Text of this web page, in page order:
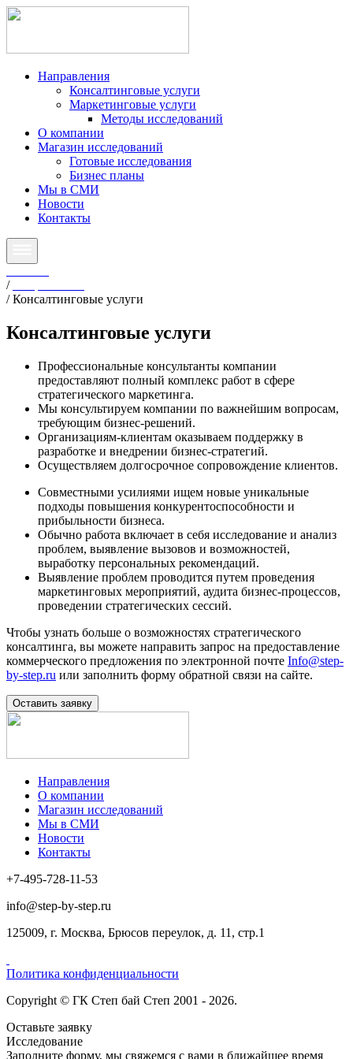
Направления
Консалтинговые услуги
Маркетинговые услуги
Методы исследований
О компании
Магазин исследований
Готовые исследования
Бизнес планы
Мы в СМИ
Новости
Контакты
/
/Консалтинговые услуги
Консалтинговые услуги
Профессиональные консультанты компании
предоставляют полный комплекс работ в сфере
стратегического маркетинга.
Мы консультируем компании по важнейшим вопросам,
требующим бизнес-решений.
Организациям-клиентам оказываем поддержку в
разработке и внедрении бизнес-стратегий.
Осуществляем долгосрочное сопровождение клиентов.
Совместными усилиями ищем новые уникальные
подходы повышения конкурентоспособности и
прибыльности бизнеса.
Обычно работа включает в себя исследование и анализ
проблем, выявление вызовов и возможностей,
выработку персональных рекомендаций.
Выявление проблем проводится путем проведения
маркетинговых мероприятий, аудита бизнес-процессов,
проведении стратегических сессий.
Чтобы узнать больше о возможностях стратегического
консалтинга, вы можете направить запрос на предоставление
коммерческого предложения по электронной почте Info@step-
by-step.ru или заполнить форму обратной связи на сайте.
Оставить заявку
Направления
О компании
Магазин исследований
Мы в СМИ
Новости
Контакты
+7-495-728-11-53
info@step-by-step.ru
125009, г. Москва, Брюсов переулок, д. 11, стр.1
Политика конфиденциальности
Copyright © ГК Степ бай Степ 2001 - 2026.
Оставьте заявку
Исследование
Заполните форму, мы свяжемся с вами в ближайшее время